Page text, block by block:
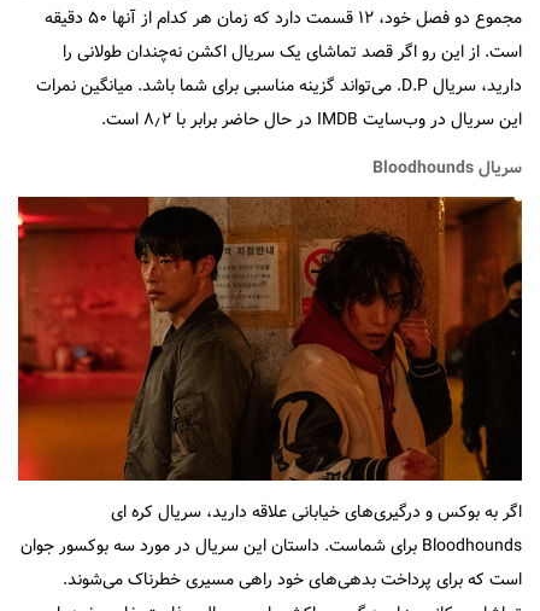
مجموع دو فصل خود، ۱۲ قسمت دارد که زمان هر کدام از آنها ۵۰ دقیقه
است. از این رو اگر قصد تماشای یک سریال اکشن نه‌چندان طولانی را
دارید، سریال D.P. می‌تواند گزینه مناسبی برای شما باشد. میانگین نمرات
این سریال در وب‌سایت IMDB در حال حاضر برابر با ۸٫۲ است.
سریال Bloodhounds
اگر به بوکس و درگیری‌های خیابانی علاقه دارید، سریال کره ای
Bloodhounds برای شماست. داستان این سریال در مورد سه بوکسور جوان
است که برای پرداخت بدهی‌های خود راهی مسیری خطرناک می‌شوند.